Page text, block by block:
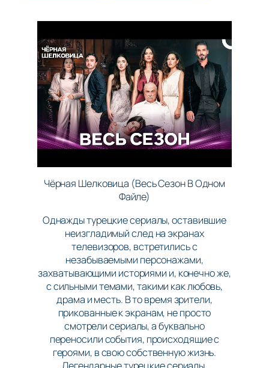
Чёрная Шелковица (Весь Сезон В Одном
Файле)
Однажды турецкие сериалы, оставившие
неизгладимый след на экранах
телевизоров, встретились с
незабываемыми персонажами,
захватывающими историями и, конечно же,
с сильными темами, такими как любовь,
драма и месть. В то время зрители,
прикованные к экранам, не просто
смотрели сериалы, а буквально
переносили события, происходящие с
героями, в свою собственную жизнь.
Легендарные турецкие сериалы,